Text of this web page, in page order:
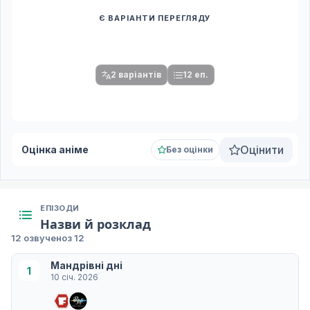
Є ВАРІАНТИ ПЕРЕГЛЯДУ
2 варіантів 12 еп.
Оцінка аніме Без оцінки Оцінити
ЕПІЗОДИ
Назви й розклад
12 озвученоз 12
1 Мандрівні дні
10 січ. 2026